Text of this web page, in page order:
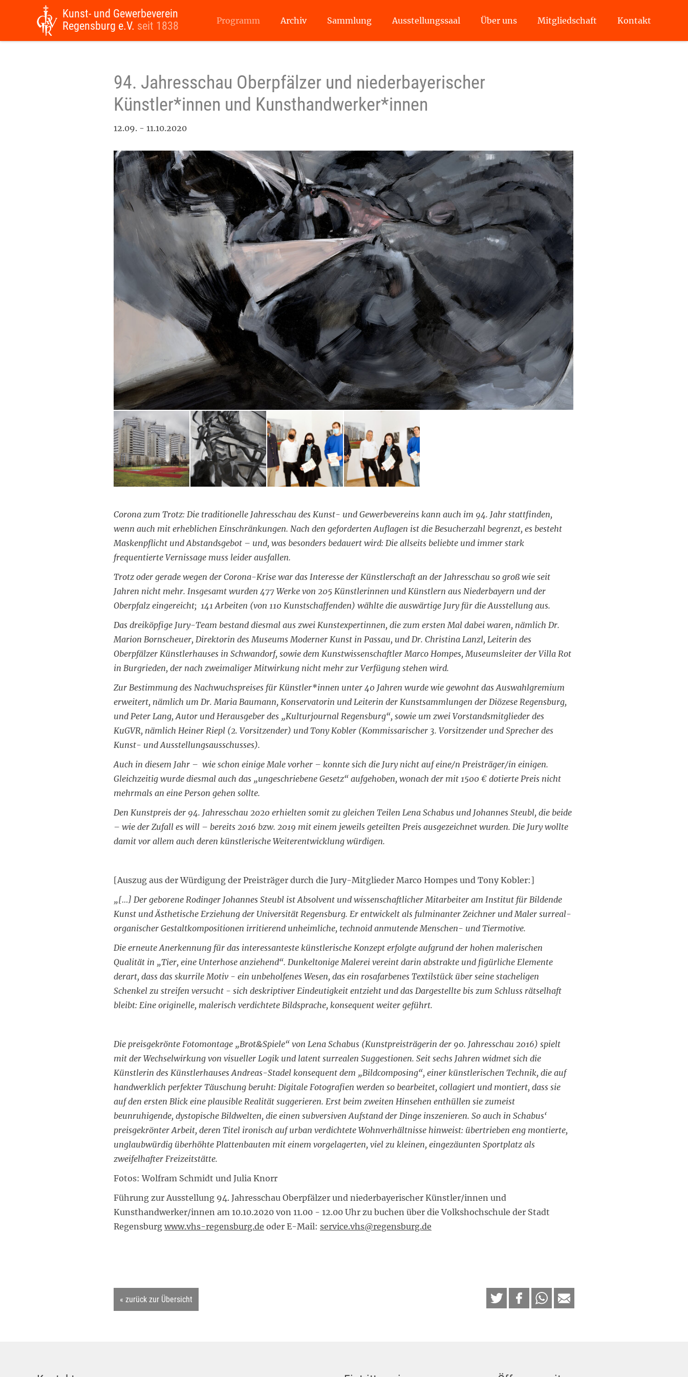
Kunst- und Gewerbeverein
Regensburg e.V. seit 1838 Programm Archiv Sammlung Ausstellungssaal Über uns Mitgliedschaft Kontakt
94. Jahresschau Oberpfälzer und niederbayerischer
Künstler*innen und Kunsthandwerker*innen
12.09. - 11.10.2020
Corona zum Trotz: Die traditionelle Jahresschau des Kunst- und Gewerbevereins kann auch im 94. Jahr stattfinden,
wenn auch mit erheblichen Einschränkungen. Nach den geforderten Auflagen ist die Besucherzahl begrenzt, es besteht
Maskenpflicht und Abstandsgebot – und, was besonders bedauert wird: Die allseits beliebte und immer stark
frequentierte Vernissage muss leider ausfallen.
Trotz oder gerade wegen der Corona-Krise war das Interesse der Künstlerschaft an der Jahresschau so groß wie seit
Jahren nicht mehr. Insgesamt wurden 477 Werke von 205 Künstlerinnen und Künstlern aus Niederbayern und der
Oberpfalz eingereicht; 141 Arbeiten (von 110 Kunstschaffenden) wählte die auswärtige Jury für die Ausstellung aus.
Das dreiköpfige Jury-Team bestand diesmal aus zwei Kunstexpertinnen, die zum ersten Mal dabei waren, nämlich Dr.
Marion Bornscheuer, Direktorin des Museums Moderner Kunst in Passau, und Dr. Christina Lanzl, Leiterin des
Oberpfälzer Künstlerhauses in Schwandorf, sowie dem Kunstwissenschaftler Marco Hompes, Museumsleiter der Villa Rot
in Burgrieden, der nach zweimaliger Mitwirkung nicht mehr zur Verfügung stehen wird.
Zur Bestimmung des Nachwuchspreises für Künstler*innen unter 40 Jahren wurde wie gewohnt das Auswahlgremium
erweitert, nämlich um Dr. Maria Baumann, Konservatorin und Leiterin der Kunstsammlungen der Diözese Regensburg,
und Peter Lang, Autor und Herausgeber des „Kulturjournal Regensburg“, sowie um zwei Vorstandsmitglieder des
KuGVR, nämlich Heiner Riepl (2. Vorsitzender) und Tony Kobler (Kommissarischer 3. Vorsitzender und Sprecher des
Kunst- und Ausstellungsausschusses).
Auch in diesem Jahr – wie schon einige Male vorher – konnte sich die Jury nicht auf eine/n Preisträger/in einigen.
Gleichzeitig wurde diesmal auch das „ungeschriebene Gesetz“ aufgehoben, wonach der mit 1500 € dotierte Preis nicht
mehrmals an eine Person gehen sollte.
Den Kunstpreis der 94. Jahresschau 2020 erhielten somit zu gleichen Teilen Lena Schabus und Johannes Steubl, die beide
– wie der Zufall es will – bereits 2016 bzw. 2019 mit einem jeweils geteilten Preis ausgezeichnet wurden. Die Jury wollte
damit vor allem auch deren künstlerische Weiterentwicklung würdigen.
[Auszug aus der Würdigung der Preisträger durch die Jury-Mitglieder Marco Hompes und Tony Kobler:]
„[…] Der geborene Rodinger Johannes Steubl ist Absolvent und wissenschaftlicher Mitarbeiter am Institut für Bildende
Kunst und Ästhetische Erziehung der Universität Regensburg. Er entwickelt als fulminanter Zeichner und Maler surreal-
organischer Gestaltkompositionen irritierend unheimliche, technoid anmutende Menschen- und Tiermotive.
Die erneute Anerkennung für das interessanteste künstlerische Konzept erfolgte aufgrund der hohen malerischen
Qualität in „Tier, eine Unterhose anziehend“. Dunkeltonige Malerei vereint darin abstrakte und figürliche Elemente
derart, dass das skurrile Motiv - ein unbeholfenes Wesen, das ein rosafarbenes Textilstück über seine stacheligen
Schenkel zu streifen versucht - sich deskriptiver Eindeutigkeit entzieht und das Dargestellte bis zum Schluss rätselhaft
bleibt: Eine originelle, malerisch verdichtete Bildsprache, konsequent weiter geführt.
Die preisgekrönte Fotomontage „Brot&Spiele“ von Lena Schabus (Kunstpreisträgerin der 90. Jahresschau 2016) spielt
mit der Wechselwirkung von visueller Logik und latent surrealen Suggestionen. Seit sechs Jahren widmet sich die
Künstlerin des Künstlerhauses Andreas-Stadel konsequent dem „Bildcomposing“, einer künstlerischen Technik, die auf
handwerklich perfekter Täuschung beruht: Digitale Fotografien werden so bearbeitet, collagiert und montiert, dass sie
auf den ersten Blick eine plausible Realität suggerieren. Erst beim zweiten Hinsehen enthüllen sie zumeist
beunruhigende, dystopische Bildwelten, die einen subversiven Aufstand der Dinge inszenieren. So auch in Schabus‘
preisgekrönter Arbeit, deren Titel ironisch auf urban verdichtete Wohnverhältnisse hinweist: übertrieben eng montierte,
unglaubwürdig überhöhte Plattenbauten mit einem vorgelagerten, viel zu kleinen, eingezäunten Sportplatz als
zweifelhafter Freizeitstätte.
Fotos: Wolfram Schmidt und Julia Knorr
Führung zur Ausstellung 94. Jahresschau Oberpfälzer und niederbayerischer Künstler/innen und
Kunsthandwerker/innen am 10.10.2020 von 11.00 - 12.00 Uhr zu buchen über die Volkshochschule der Stadt
Regensburg www.vhs-regensburg.de oder E-Mail: service.vhs@regensburg.de
« zurück zur Übersicht